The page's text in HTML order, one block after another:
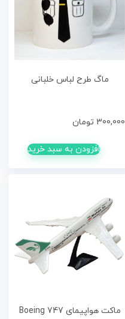
ماگ طرح لباس خلبانی
300,000 تومان
افزودن به سبد خرید
ماکت هواپیمای Boeing 747